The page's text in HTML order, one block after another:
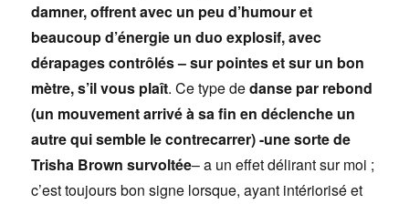
damner, offrent avec un peu d’humour et
beaucoup d’énergie un duo explosif, avec
dérapages contrôlés – sur pointes et sur un bon
mètre, s’il vous plaît. Ce type dedanse par rebond
(un mouvement arrivé à sa fin en déclenche un
autre qui semble le contrecarrer) -une sorte de
Trisha Brown survoltée– a un effet délirant sur moi ;
c’est toujours bon signe lorsque, ayant intériorisé et